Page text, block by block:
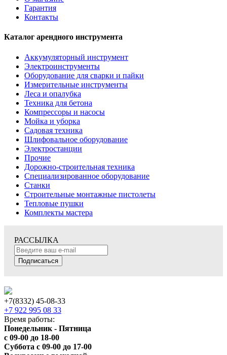
Гарантия
Контакты
Каталог арендного инструмента
Аккумуляторный инструмент
Электроинструменты
Оборудование для сварки и пайки
Измерительные инструменты
Леса и опалубка
Техника для бетона
Компрессоры и насосы
Мойка и уборка
Садовая техника
Шлифовальное оборудование
Электростанции
Прочие
Дорожно-строительная техника
Специализированное оборудование
Станки
Строительные монтажные пистолеты
Тепловые пушки
Комплекты мастера
РАССЫЛКА
Подписаться
+7(8332) 45-08-33
+7 922 995 08 33
Время работы:
Понедельник - Пятница
с 09-00 до 18-00
Суббота с 09-00 до 17-00